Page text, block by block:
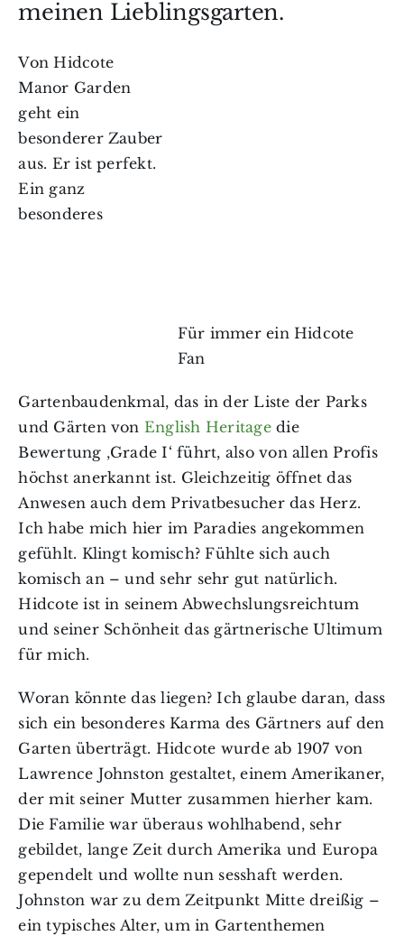
meinen Lieblingsgarten.
Für immer ein Hidcote
Fan
Von Hidcote
Manor Garden
geht ein
besonderer Zauber
aus. Er ist perfekt.
Ein ganz
besonderes
Gartenbaudenkmal, das in der Liste der Parks
und Gärten von English Heritagedie
Bewertung ‚Grade I‘ führt, also von allen Profis
höchst anerkannt ist. Gleichzeitig öffnet das
Anwesen auch dem Privatbesucher das Herz.
Ich habe mich hier im Paradies angekommen
gefühlt. Klingt komisch? Fühlte sich auch
komisch an – und sehr sehr gut natürlich.
Hidcote ist in seinem Abwechslungsreichtum
und seiner Schönheit das gärtnerische Ultimum
für mich.
Woran könnte das liegen? Ich glaube daran, dass
sich ein besonderes Karma des Gärtners auf den
Garten überträgt. Hidcote wurde ab 1907 von
Lawrence Johnston gestaltet, einem Amerikaner,
der mit seiner Mutter zusammen hierher kam.
Die Familie war überaus wohlhabend, sehr
gebildet, lange Zeit durch Amerika und Europa
gependelt und wollte nun sesshaft werden.
Johnston war zu dem Zeitpunkt Mitte dreißig –
ein typisches Alter, um in Gartenthemen